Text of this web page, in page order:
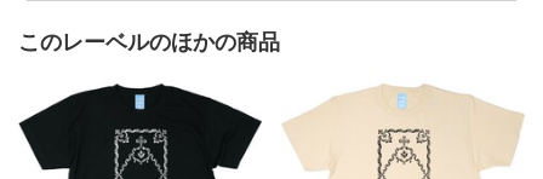
このレーベルのほかの商品